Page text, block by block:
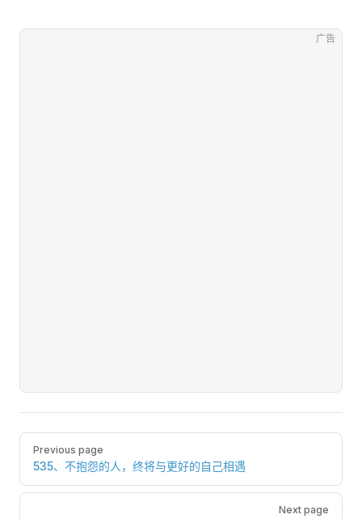
广告
Pager
Previous page
535、不抱怨的人，终将与更好的自己相遇
Next page